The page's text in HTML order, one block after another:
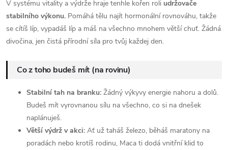
V systému vitality a výdrže hraje tenhle kořen roli udržovače
stabilního výkonu. Pomáhá tělu najít hormonální rovnováhu, takže
se cítíš líp, vypadáš líp a máš na všechno mnohem větší chuť. Žádná
divočina, jen čistá přírodní síla pro tvůj každej den.
Co z toho budeš mít (na rovinu)
Stabilní tah na branku: Žádný výkyvy energie nahoru a dolů.
Budeš mít vyrovnanou sílu na všechno, co si na dnešek
naplánuješ.
Větší výdrž v akci: Ať už taháš železo, běháš maratony na
poradách nebo krotíš rodinu, Maca ti dodá vnitřní klid to